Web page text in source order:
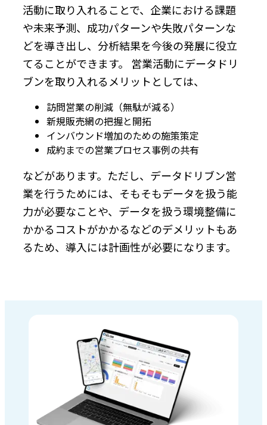
活動に取り入れることで、企業における課題
や未来予測、成功パターンや失敗パターンな
どを導き出し、分析結果を今後の発展に役立
てることができます。 営業活動にデータドリ
ブンを取り入れるメリットとしては、
訪問営業の削減（無駄が減る）
新規販売網の把握と開拓
インバウンド増加のための施策策定
成約までの営業プロセス事例の共有
などがあります。ただし、データドリブン営
業を行うためには、そもそもデータを扱う能
力が必要なことや、データを扱う環境整備に
かかるコストがかかるなどのデメリットもあ
るため、導入には計画性が必要になります。